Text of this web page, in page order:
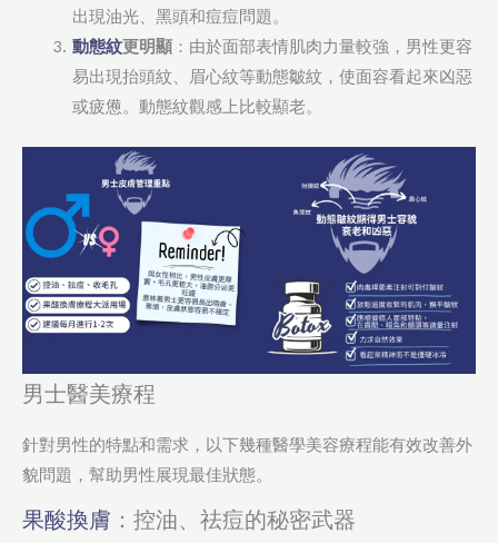
出現油光、黑頭和痘痘問題。
動態紋更明顯 ：由於面部表情肌肉力量較強，男性更容
易出現抬頭紋、眉心紋等動態皺紋，使面容看起來凶惡
或疲憊。動態紋觀感上比較顯老。
男士醫美療程
針對男性的特點和需求，以下幾種醫學美容療程能有效改善外
貌問題，幫助男性展現最佳狀態。
果酸換膚 ：控油、祛痘的秘密武器